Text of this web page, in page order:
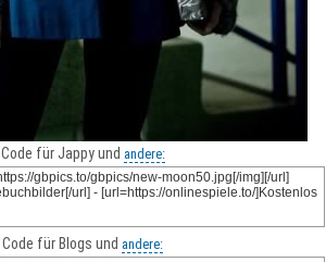
Code für Jappy und andere:
Code für Blogs und andere: